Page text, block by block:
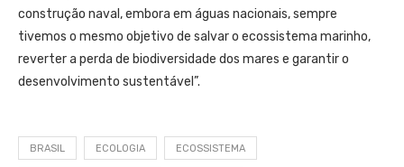
construção naval, embora em águas nacionais, sempre
tivemos o mesmo objetivo de salvar o ecossistema marinho,
reverter a perda de biodiversidade dos mares e garantir o
desenvolvimento sustentável”.
BRASIL ECOLOGIA ECOSSISTEMA